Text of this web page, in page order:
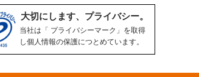
大切にします、プライバシー。
当社は「 プライバシーマーク」を取得
し個人情報の保護につとめています。